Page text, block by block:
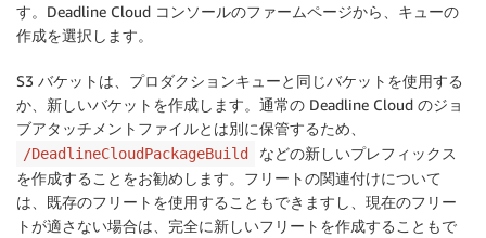
す。Deadline Cloud コンソールのファームページから、キューの
作成を選択します。
S3 バケットは、プロダクションキューと同じバケットを使用する
か、新しいバケットを作成します。通常の Deadline Cloud のジョ
ブアタッチメントファイルとは別に保管するため、
/DeadlineCloudPackageBuild
などの新しいプレフィックス
を作成することをお勧めします。フリートの関連付けについて
は、既存のフリートを使用することもできますし、現在のフリー
トが適さない場合は、完全に新しいフリートを作成することもで